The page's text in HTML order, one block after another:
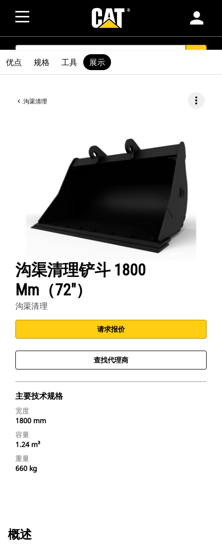
person
SEARCH
沟渠清理 more_vert
沟渠清理铲斗 1800
Mm（72"）
沟渠清理
请求报价
查找代理商
主要技术规格
宽度
1800 mm
容量
1.24 m³
重量
660 kg
优点 规格 工具 展示
概述